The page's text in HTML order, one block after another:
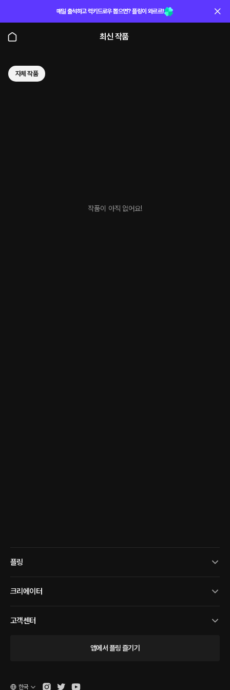
매일 출석하고 럭키드로우 뽑으면? 플링이 와르르!
최신 작품
자체 작품
작품이 아직 없어요!
플링
크리에이터
고객센터
앱에서 플링 즐기기
한국